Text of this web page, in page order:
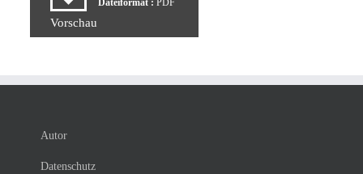
Dateiformat : PDF
Vorschau
Autor
Datenschutz